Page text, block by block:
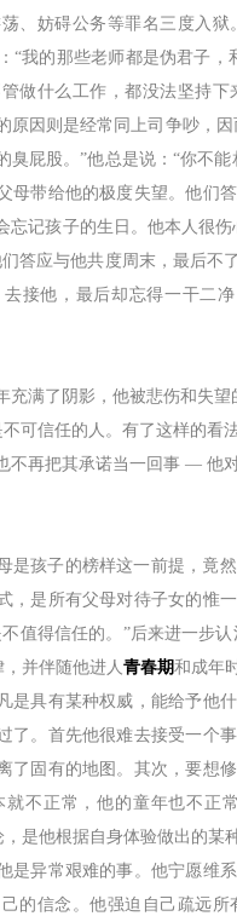
、妨碍公务等罪名三度入
“我的那些老师都是伪君子
做什么工作，都没法坚持
原因则是经常同上司争吵，
臭屁股。”他总是说：“你不
母带给他的极度失望。他们
忘记孩子的生日。他本人很
答应与他共度周末，最后不
接他，最后却忘得一干二
充满了阴影，他被悲伤和失
可信任的人。有了这样的看
不再把其承诺当一回事 ― 他
是孩子的榜样这一前提，竟
，是所有父母对待子女的惟
值得信任的。”后来进一步
并伴随他进人青春期和成年
是具有某种权威，能给予他
了。首先他很难去接受一个
了固有的地图。其次，要想
不正常，他的童年也不正
是他根据自身体验做出的
是异常艰难的事。他宁愿维
的信念。他强迫自己疏远